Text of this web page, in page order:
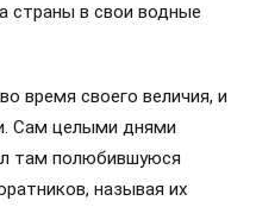
страны в свои водные
время своего величия, и
Сам целыми днями
там полюбившуюся
называя их